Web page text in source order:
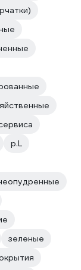
р.L
зеленые